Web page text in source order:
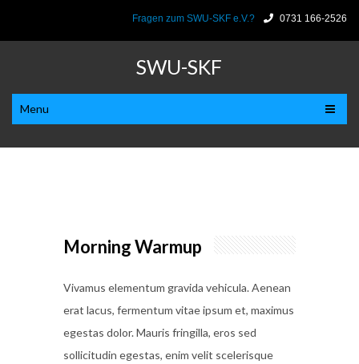
Fragen zum SWU-SKF e.V.? 0731 166-2526
SWU-SKF
Menu
Morning Warmup
Vivamus elementum gravida vehicula. Aenean
erat lacus, fermentum vitae ipsum et, maximus
egestas dolor. Mauris fringilla, eros sed
sollicitudin egestas, enim velit scelerisque